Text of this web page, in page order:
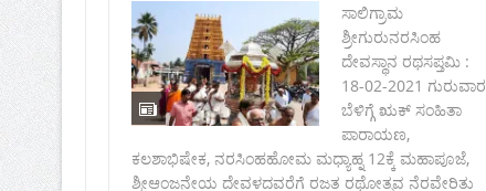
ಸಾಲಿಗ್ರಾಮ
ಶ್ರೀಗುರುನರಸಿಂಹ
ದೇವಸ್ಥಾನ ರಥಸಪ್ತಮಿ :
18-02-2021 ಗುರುವಾರ
ಬೆಳಿಗ್ಗೆ ಋಕ್ ಸಂಹಿತಾ
ಪಾರಾಯಣ,
ಕಲಶಾಭಿಷೇಕ, ನರಸಿಂಹಹೋಮ ಮಧ್ಯಾಹ್ನ 12ಕ್ಕೆ ಮಹಾಪೂಜೆ,
ಶ್ರೀಆಂಜನೇಯ ದೇವಳದವರೆಗೆ ರಜತ ರಥೋತ್ಸವ ನೆರವೇರಿತು